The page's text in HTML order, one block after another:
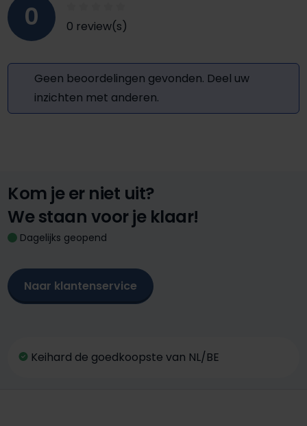
0 0 review(s)
Geen beoordelingen gevonden. Deel uw
inzichten met anderen.
Kom je er niet uit?
We staan voor je klaar!
Dagelijks geopend
Naar klantenservice
Keihard de goedkoopste van NL/BE